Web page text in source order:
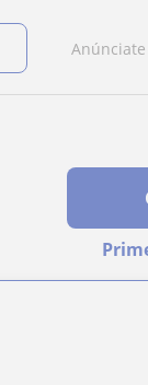
Anúnciate